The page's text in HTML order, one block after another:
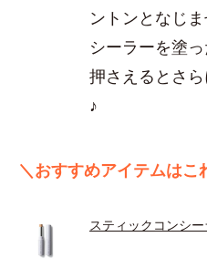
ントンとなじ
シーラーを塗
押さえるとさ
♪
＼おすすめアイテムはこ
スティックコンシ